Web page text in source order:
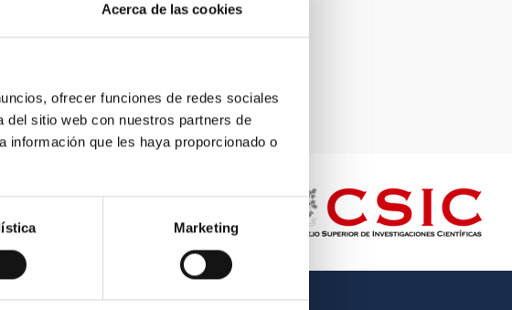
Acerca de las cookies
ofrecer funciones de redes sociales
del sitio web con nuestros partners de
información que les haya proporcionado o
Marketing